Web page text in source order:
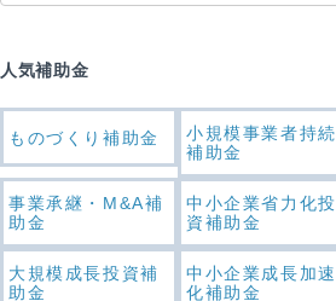
人気補助金
ものづくり補助金
小規模事業者持続
補助金
事業承継・M&A補
助金
中小企業省力化投
資補助金
大規模成長投資補
助金
中小企業成長加速
化補助金